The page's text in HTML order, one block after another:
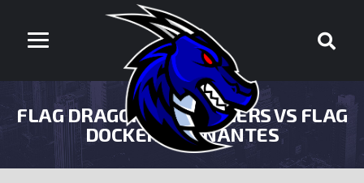
FLAG DRAGONS DE POITIERS VS FLAG
DOCKERS DE NANTES